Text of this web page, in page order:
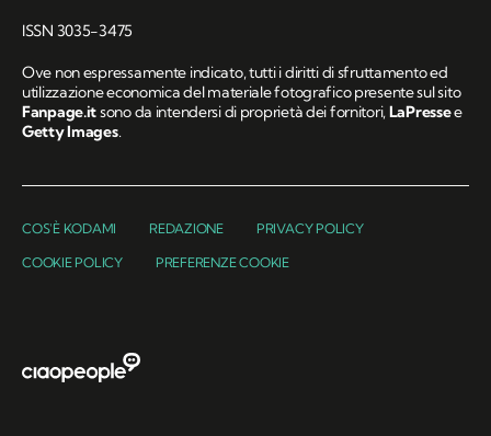
ISSN 3035-3475
Ove non espressamente indicato, tutti i diritti di sfruttamento ed
utilizzazione economica del materiale fotografico presente sul sito
Fanpage.itsono da intendersi di proprietà dei fornitori,LaPressee
Getty Images.
COS'È KODAMI REDAZIONE PRIVACY POLICY
COOKIE POLICY PREFERENZE COOKIE